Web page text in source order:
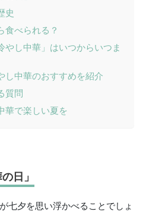
史
食べられる？
やし中華」はいつからいつま
し中華のおすすめを紹介
質問
華で楽しい夏を
日」
七夕を思い浮かべることでしょ